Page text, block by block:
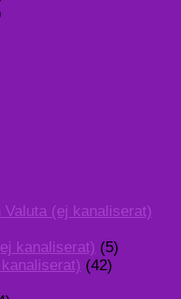
(ej kanaliserat)
kanaliserat) (5)
(42)